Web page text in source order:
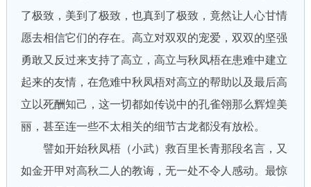
了极致，美到了极致，也真到了极致，竟然让人心甘情
愿去相信它们的存在。高立对双双的宠爱，双双的坚强
勇敢又反过来支持了高立，高立与秋凤梧在患难中建立
起来的友情，在危难中秋凤梧对高立的帮助以及最后高
立以死酬知己，这一切都如传说中的孔雀翎那么辉煌美
丽，甚至连一些不太相关的细节古龙都没有放松。
譬如开始秋凤梧（小武）救百里长青那段名言，又
如金开甲对高秋二人的教诲，无一处不令人感动。最惊